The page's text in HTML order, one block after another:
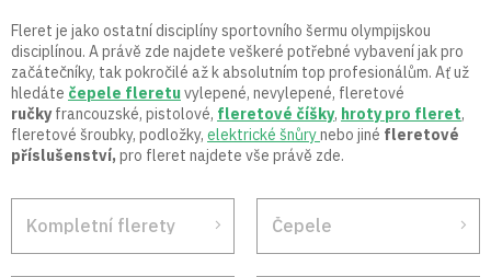
Fleret je jako ostatní disciplíny sportovního šermu olympijskou
disciplínou. A právě zde najdete veškeré potřebné vybavení jak pro
začátečníky, tak pokročilé až k absolutním top profesionálům. Ať už
hledáte čepele fleretuvylepené, nevylepené, fleretové
ručkyfrancouzské, pistolové, fleretové číšky, hroty pro fleret,
fleretové šroubky, podložky, elektrické šnůrynebo jiné fleretové
příslušenství, pro fleret najdete vše právě zde.
Kompletní flerety Čepele